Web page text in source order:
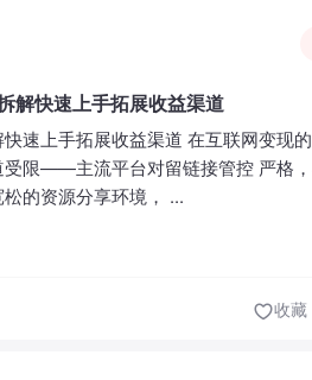
解快速上手拓展收益渠道
速上手拓展收益渠道 在互联网变现
受限——主流平台对留链接管控 严格
的资源分享环境， ...
收藏